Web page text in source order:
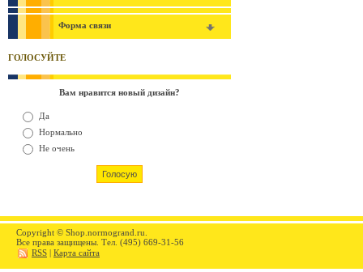
Форма связи
ГОЛОСУЙТЕ
Вам нравится новый дизайн?
Да
Нормально
Не очень
Copyright © Shop.normogrand.ru.
Все права защищены. Тел. (495) 669-31-56
RSS | Карта сайта